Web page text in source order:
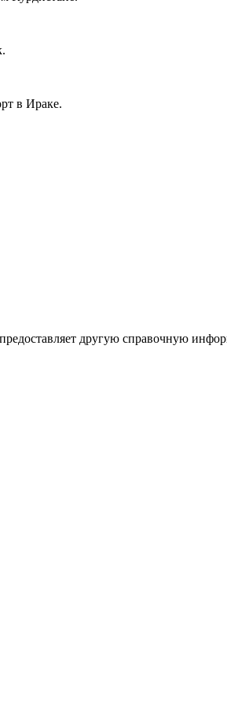
в Ираке.
другую справочную